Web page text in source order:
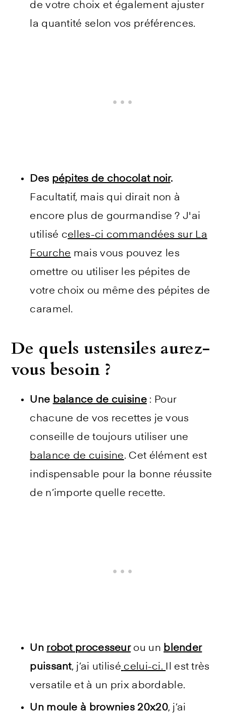
de votre choix et également ajuster
la quantité selon vos préférences.
Des pépites de chocolat noir.
Facultatif, mais qui dirait non à
encore plus de gourmandise ? J'ai
utilisé celles-ci commandées sur La
Fourche mais vous pouvez les
omettre ou utiliser les pépites de
votre choix ou même des pépites de
caramel.
De quels ustensiles aurez-
vous besoin ?
Une balance de cuisine : Pour
chacune de vos recettes je vous
conseille de toujours utiliser une
balance de cuisine. Cet élément est
indispensable pour la bonne réussite
de n’importe quelle recette.
Un robot processeur ou un blender
puissant, j’ai utilisé celui-ci. Il est très
versatile et à un prix abordable.
Un moule à brownies 20x20, j’ai